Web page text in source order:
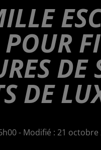
POUR
DE
DE
- Modifié : 21